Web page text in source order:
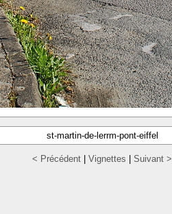
st-martin-de-lerrm-pont-eiffel
< Précédent | Vignettes | Suivant >